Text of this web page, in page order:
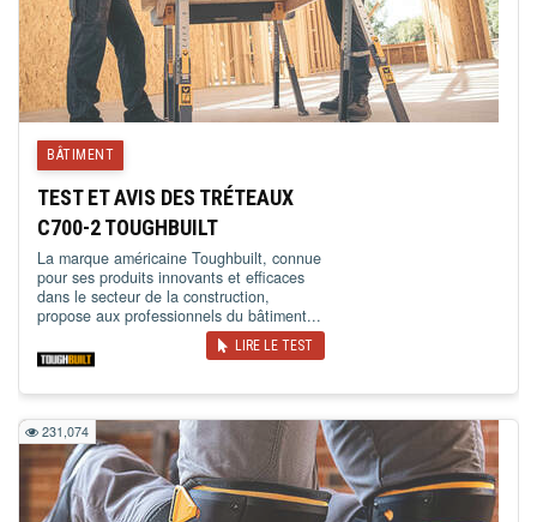
BÂTIMENT
TEST ET AVIS DES TRÉTEAUX
C700-2 TOUGHBUILT
La marque américaine Toughbuilt, connue
pour ses produits innovants et efficaces
dans le secteur de la construction,
propose aux professionnels du bâtiment...
LIRE LE TEST
231,074